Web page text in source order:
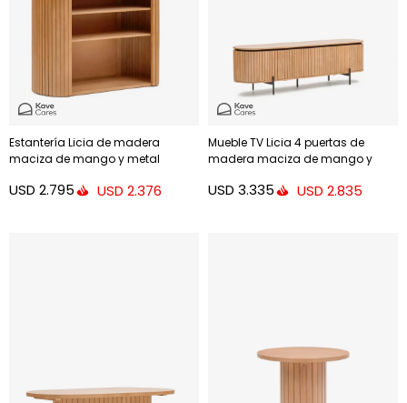
Estantería Licia de madera
maciza de mango y metal
USD 2.795 USD 2.376
Mueble TV Licia 4 puertas de
madera maciza de mango y
USD 3.335 USD 2.835